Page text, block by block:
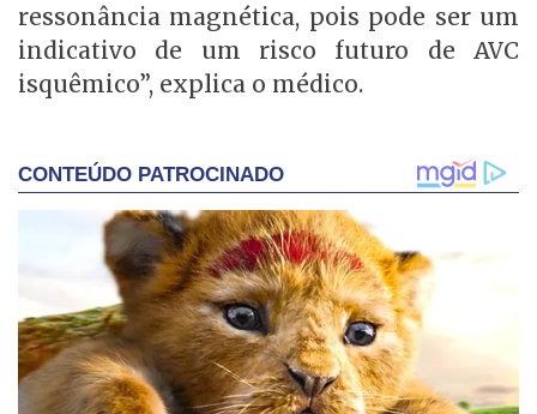
ressonância magnética, pois pode ser um
indicativo de um risco futuro de AVC
isquêmico”, explica o médico.